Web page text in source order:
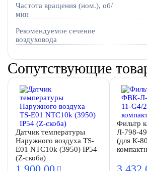
Частота вращения (ном.), об/
мин
Рекомендуемое сечение
воздуховода
Сопутствующие
Датчик температуры
Наружного воздуха TS-
E01 NTC10k (3950) IP54
(Z-скоба)
Фильтр
Л-798-
(для К-